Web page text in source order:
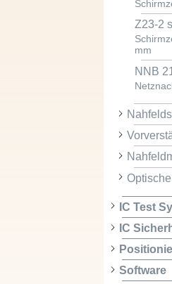
Z23-2
mm
NNB
IC Test
IC
Software